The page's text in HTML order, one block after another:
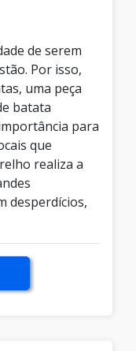
de serem
Por isso,
uma peça
batata
para
que
realiza a
desperdícios,